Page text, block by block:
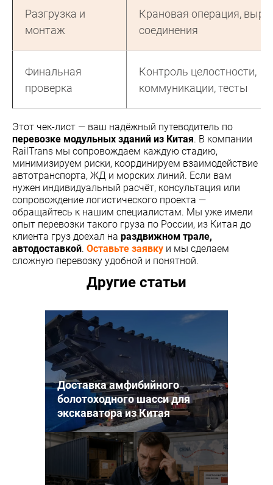
Разгрузка и
монтаж
Крановая операция,
соединения
Финальная
проверка
Контроль целостности,
коммуникации, тесты
Этот чек-лист — ваш надёжный путеводитель по
перевозке модульных зданий из Китая. В компании
RailTrans мы сопровождаем каждую стадию,
минимизируем риски, координируем взаимодействие
автотранспорта, ЖД и морских линий. Если вам
нужен индивидуальный расчёт, консультация или
сопровождение логистического проекта —
обращайтесь к нашим специалистам. Мы уже имели
опыт перевозки такого груза по России, из Китая до
клиента груз доехал на раздвижном трале,
автодоставкой. Оставьте заявку и мы сделаем
сложную перевозку удобной и понятной.
Другие статьи
Доставка амфибийного
болотоходного шасси для
экскаватора из Китая